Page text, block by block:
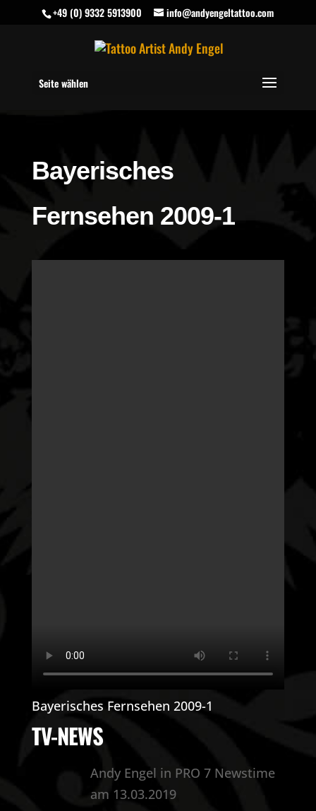
+49 (0) 9332 5913900 info@andyengeltattoo.com
Seite wählen
Bayerisches
Fernsehen 2009-1
Bayerisches Fernsehen 2009-1
TV-NEWS
Andy Engel in PRO 7 Newstime
am 13.03.2019